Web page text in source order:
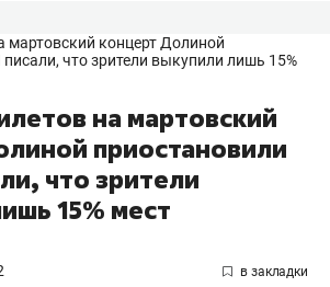
на мартовский
приостановили
что зрители
15% мест